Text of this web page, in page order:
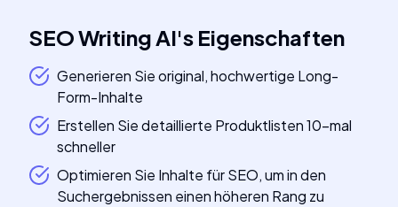
SEO Writing AI's Eigenschaften
Generieren Sie original, hochwertige Long-
Form-Inhalte
Erstellen Sie detaillierte Produktlisten 10-mal
schneller
Optimieren Sie Inhalte für SEO, um in den
Suchergebnissen einen höheren Rang zu